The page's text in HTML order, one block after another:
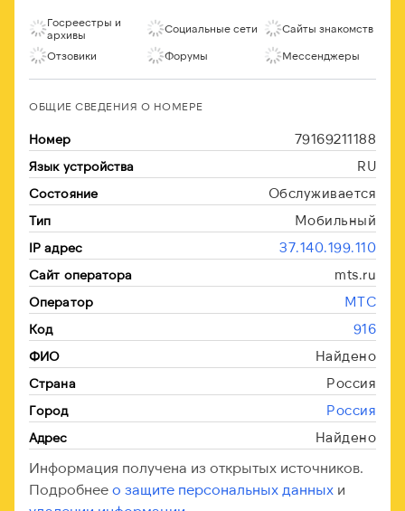
Госреестры и
архивы
Социальные сети Сайты знакомств
Отзовики Форумы Мессенджеры
ОБЩИЕ СВЕДЕНИЯ О НОМЕРЕ
Номер 79169211188
Язык устройства RU
Состояние Обслуживается
Тип Мобильный
IP адрес 37.140.199.110
Сайт оператора mts.ru
Оператор МТС
Код 916
ФИО Найдено
Страна Россия
Город Россия
Адрес Найдено
Информация получена из открытых источников.
Подробнее о защите персональных данных и